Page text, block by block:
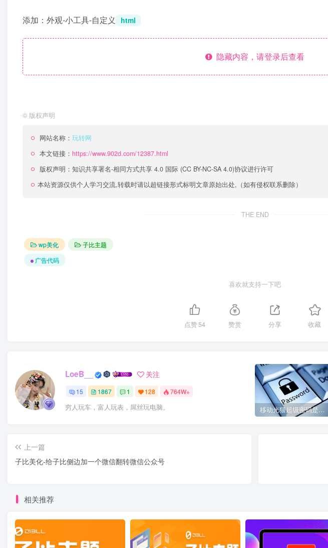
添加：外观-小工具-自定义 html
隐藏内容，请登录后查看
© 版权声明
网站名称： 玩转网
本文链接： https://www.902d.com/12387.html
版权声明： 知识共享署名-相同方式共享 4.0 国际 (CC BY-NC-SA 4.0)协议进行许可
本站资源仅供个人学习交流,转载时请以超链接形式标明文章原始出处,（如有侵权联系删除）
THE END
wp美化
子比主题
广告代码
喜欢就支持一下吧
点赞54 赞赏 分享 收藏
LoeB__ 关注
15 1867 1 128 764W+
穷人玩车，富人玩表，屌丝玩电脑。 移动光猫超级密码是多少？移动光猫超级管理员后台账号与密码
上一篇
子比美化-给子比侧边加一个微信翻转微信公众号
相关推荐